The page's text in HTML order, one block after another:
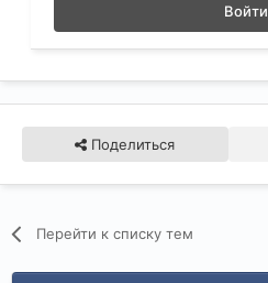
Войти
Поделиться
Перейти к списку тем